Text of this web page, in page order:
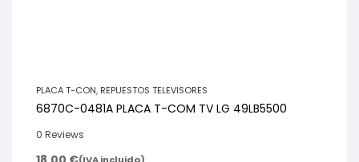
PLACA T-CON, REPUESTOS TELEVISORES
6870C-0481A PLACA T-COM TV LG 49LB5500
0 Reviews